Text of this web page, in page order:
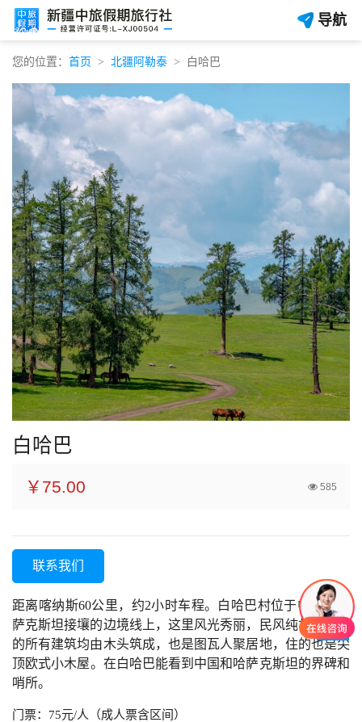
导航
您的位置： 首页 北疆阿勒泰 白哈巴
白哈巴
￥75.00 585
联系我们
距离喀纳斯60公里，约2小时车程。 白哈巴村位于中国与哈
萨克斯坦接壤的边境线上，这里风光秀丽，民风纯朴。该村
的所有建筑均由木头筑成， 也是图瓦人聚居地，住的也是尖
顶欧式小木屋。 在白哈巴能看到中国和哈萨克斯坦的界碑和
哨所。
门票： 75元/人（成人票含区间）